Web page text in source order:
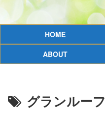
HOME
ABOUT
グランルーフ